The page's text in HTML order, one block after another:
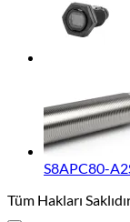
S8APC80-
Tüm Hakları